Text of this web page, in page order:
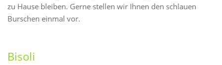
zu Hause bleiben. Gerne stellen wir Ihnen den schlauen
Burschen einmal vor.
Bisoli